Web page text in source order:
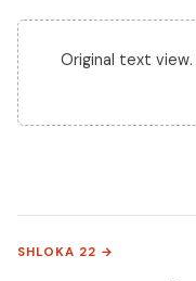
Original text
SHLOKA 22 →